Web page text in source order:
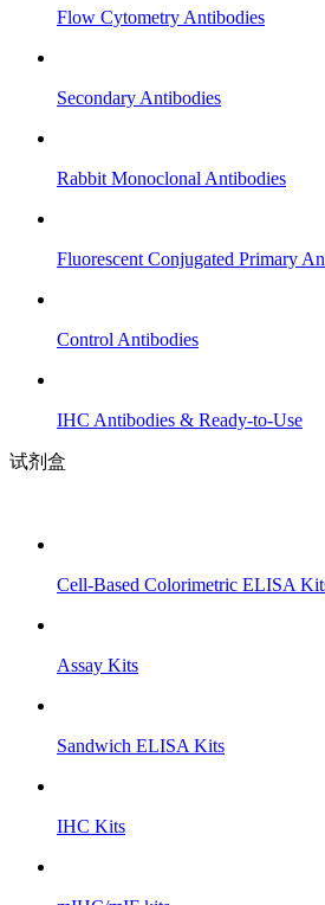
Flow Cytometry Antibodies
Secondary Antibodies
Rabbit Monoclonal Antibodies
Fluorescent Conjugated Primary
Control Antibodies
IHC Antibodies & Ready-to-Use
试剂盒
Cell-Based Colorimetric ELISA
Assay Kits
Sandwich ELISA Kits
IHC Kits